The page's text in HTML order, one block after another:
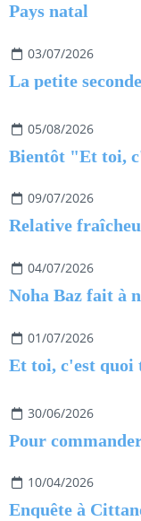
Pays natal
03/07/2026
La petite
05/08/2026
Bientôt "Et toi,
09/07/2026
Relative
04/07/2026
Noha Baz fait à
01/07/2026
30/06/2026
Pour
10/04/2026